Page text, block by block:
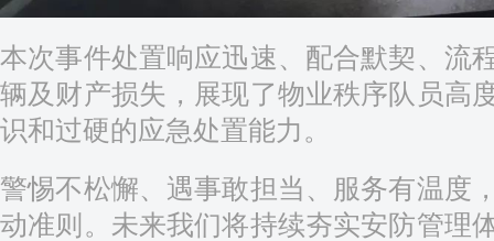
本次事件处置响应迅速、配合默契、流
辆及财产损失，展现了物业秩序队员高
识和过硬的应急处置能力。
警惕不松懈、遇事敢担当、服务有温度
动准则。未来我们将持续夯实安防管理